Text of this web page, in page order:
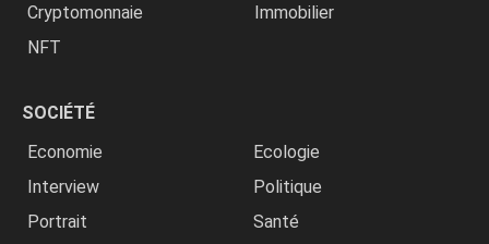
Cryptomonnaie
Immobilier
NFT
SOCIÉTÉ
Economie
Ecologie
Interview
Politique
Portrait
Santé